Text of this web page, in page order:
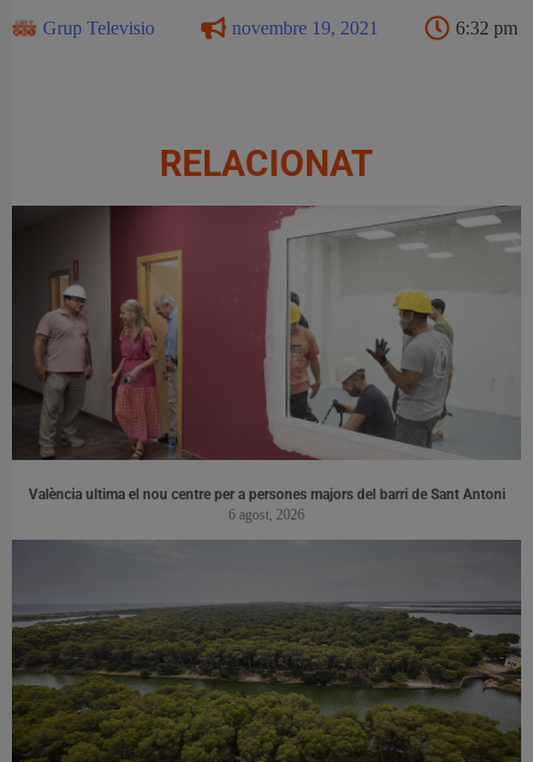
Grup Televisio novembre 19, 2021 6:32 pm
RELACIONAT
València ultima el nou centre per a persones majors del barri de Sant Antoni
6 agost, 2026